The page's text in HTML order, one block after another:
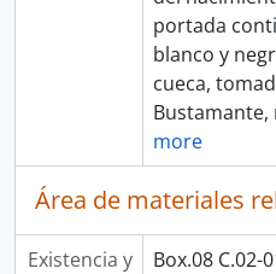
portada
blanco y
cueca,
Bustamante,
more
Área de materiales
Existencia y
Box.08 C.02-